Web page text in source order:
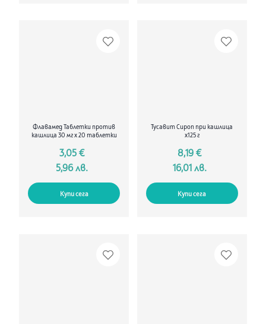
Флавамед Таблетки против
кашлица 30 мг х 20 таблетки
3,05 €
5,96 лв.
Купи сега
Тусавит Сироп при кашлица
х125 г
8,19 €
16,01 лв.
Купи сега